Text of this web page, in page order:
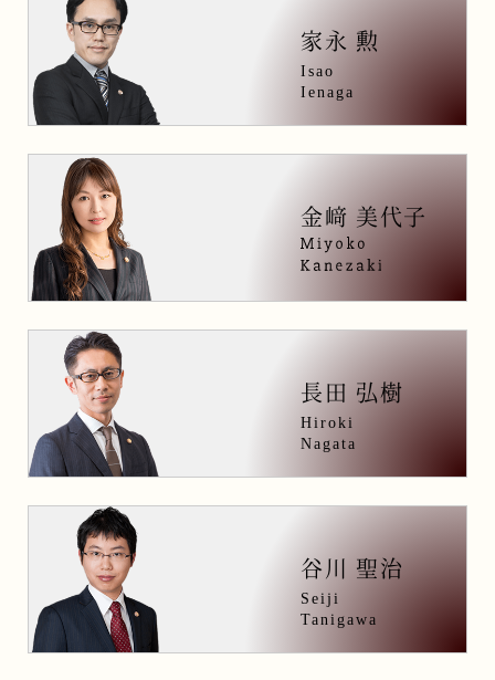
家永 勲
Isao
Ienaga
金﨑 美代子
長田 弘樹
Hiroki
Nagata
谷川 聖治
Seiji
Tanigawa